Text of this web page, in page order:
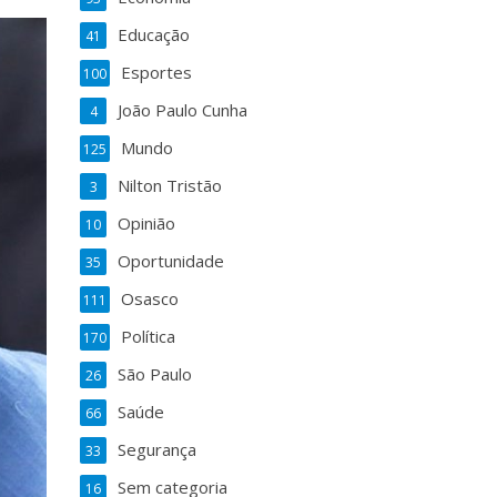
Educação
41
Esportes
100
João Paulo Cunha
4
Mundo
125
Nilton Tristão
3
Opinião
10
Oportunidade
35
Osasco
111
Política
170
São Paulo
26
Saúde
66
Segurança
33
Sem categoria
16